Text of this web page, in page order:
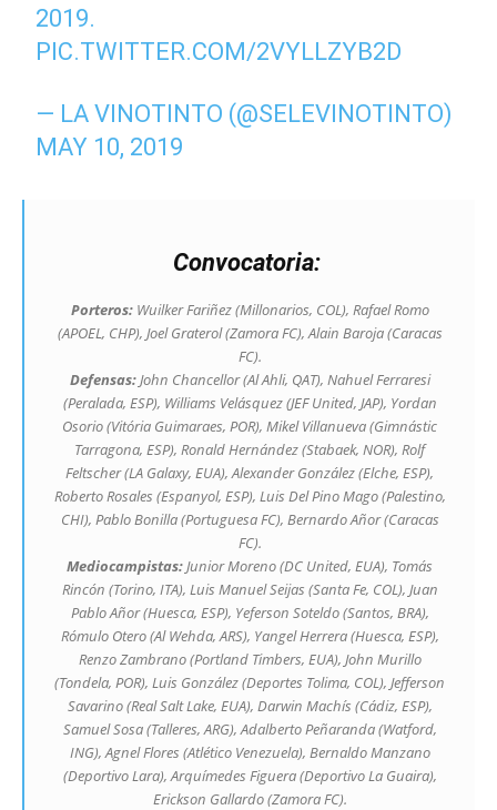
2019.
PIC.TWITTER.COM/2VYLLZYB2D
— LA VINOTINTO (@SELEVINOTINTO)
MAY 10, 2019
Convocatoria:
Porteros: Wuilker Fariñez (Millonarios, COL), Rafael Romo
(APOEL, CHP), Joel Graterol (Zamora FC), Alain Baroja (Caracas
FC).
Defensas:John Chancellor (Al Ahli, QAT), Nahuel Ferraresi
(Peralada, ESP), Williams Velásquez (JEF United, JAP), Yordan
Osorio (Vitória Guimaraes, POR), Mikel Villanueva (Gimnástic
Tarragona, ESP), Ronald Hernández (Stabaek, NOR), Rolf
Feltscher (LA Galaxy, EUA), Alexander González (Elche, ESP),
Roberto Rosales (Espanyol, ESP), Luis Del Pino Mago (Palestino,
CHI), Pablo Bonilla (Portuguesa FC), Bernardo Añor (Caracas
FC).
Mediocampistas:Junior Moreno (DC United, EUA), Tomás
Rincón (Torino, ITA), Luis Manuel Seijas (Santa Fe, COL), Juan
Pablo Añor (Huesca, ESP), Yeferson Soteldo (Santos, BRA),
Rómulo Otero (Al Wehda, ARS), Yangel Herrera (Huesca, ESP),
Renzo Zambrano (Portland Timbers, EUA), John Murillo
(Tondela, POR), Luis González (Deportes Tolima, COL), Jefferson
Savarino (Real Salt Lake, EUA), Darwin Machís (Cádiz, ESP),
Samuel Sosa (Talleres, ARG), Adalberto Peñaranda (Watford,
ING), Agnel Flores (Atlético Venezuela), Bernaldo Manzano
(Deportivo Lara), Arquímedes Figuera (Deportivo La Guaira),
Erickson Gallardo (Zamora FC).